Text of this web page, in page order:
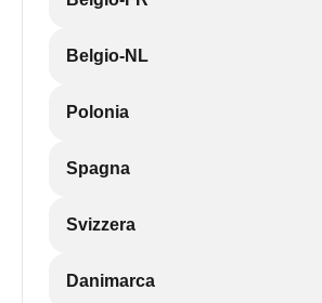
Belgio-NL
Polonia
Spagna
Svizzera
Danimarca